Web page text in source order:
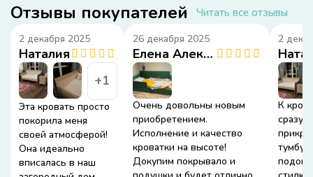
Отзывы покупателей Читать все отзывы
2 декабря 2025
Наталия
+1
Эта кровать просто
покорила меня
своей атмосферой!
Она идеально
вписалась в наш
26 декабря 2025
Елена Александровна
Очень довольны новым
приобретением.
Исполнение и качество
кроватки на высоте!
Докупим покрывало и
2
К
сразу
тумбу.